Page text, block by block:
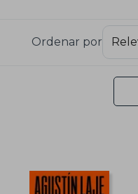
Ordenar por